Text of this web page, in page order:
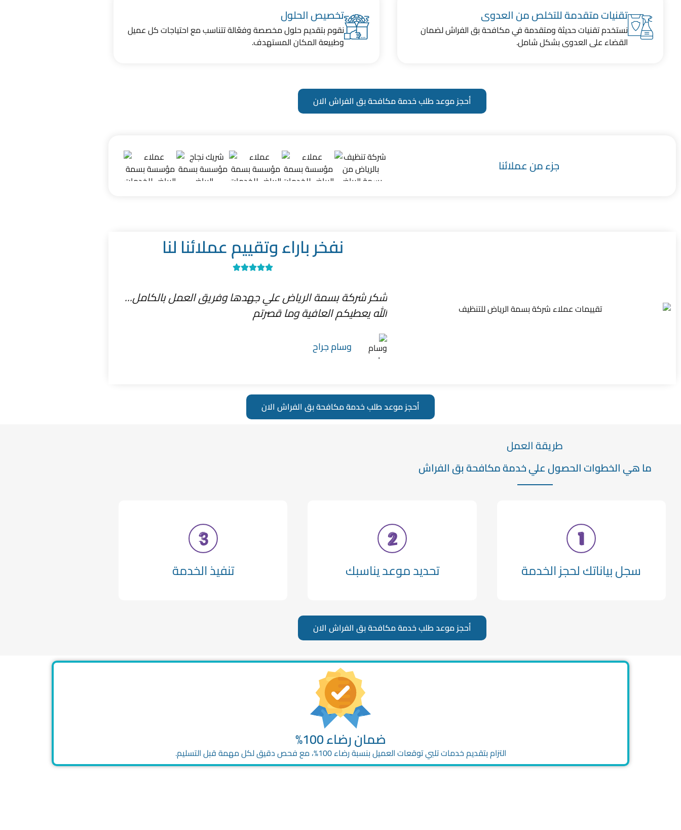
تقنيات متقدمة للتخلص من العدوى
نستخدم تقنيات حديثة ومتقدمة في مكافحة بق الفراش لضمان
القضاء على العدوى بشكل شامل.
تخصيص الحلول
نقوم بتقديم حلول مخصصة وفعّالة تتناسب مع احتياجات كل عميل
وطبيعة المكان المستهدف.
أحجز موعد طلب خدمة مكافحة بق الفراش الان
جزء من عملائنا
نفخر باراء وتقييم عملائنا لنا
شكر شركة بسمة الرياض علي جهدها وفريق العمل بالكامل...
الله يعطيكم العافية وما قصرتم
وسام جراح
أحجز موعد طلب خدمة مكافحة بق الفراش الان
طريقة العمل
ما هي الخطوات الحصول علي خدمة مكافحة بق الفراش
سجل بياناتك لحجز الخدمة تحديد موعد يناسبك تنفيذ الخدمة
أحجز موعد طلب خدمة مكافحة بق الفراش الان
ضمان رضاء 100%
التزام بتقديم خدمات تلبي توقعات العميل بنسبة رضاء 100%، مع فحص دقيق لكل مهمة قبل التسليم.